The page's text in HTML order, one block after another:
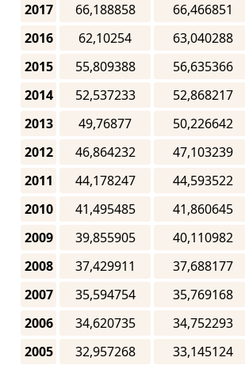
2017
66,188858 66,466851
2016
62,10254 63,040288
2015
55,809388 56,635366
2014
52,537233 52,868217
2013
49,76877 50,226642
2012
46,864232 47,103239
2011
44,178247 44,593522
2010
41,495485 41,860645
2009
39,855905 40,110982
2008
37,429911 37,688177
2007
35,594754 35,769168
2006
34,620735 34,752293
2005
32,957268 33,145124